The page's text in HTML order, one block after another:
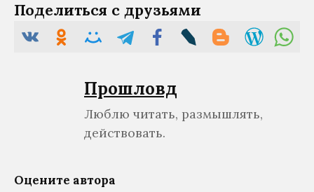
Поделиться с друзьями
Прошловѣд
Люблю читать, размышлять,
действовать.
Оцените автора